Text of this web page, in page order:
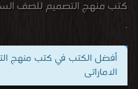
كتب منهج التصميم للصف
.
أفضل الكتب في كتب منهج
الاماراتى